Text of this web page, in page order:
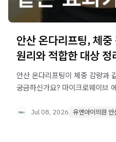
안산 온다리프팅, 체
원리와 적합한 대상 정
안산 온다리프팅이 체중 감량과
궁금하신가요? 마이크로웨이브
알기 쉽게 정리했습니다.
Jul 08, 2026 유앤아이의원 안